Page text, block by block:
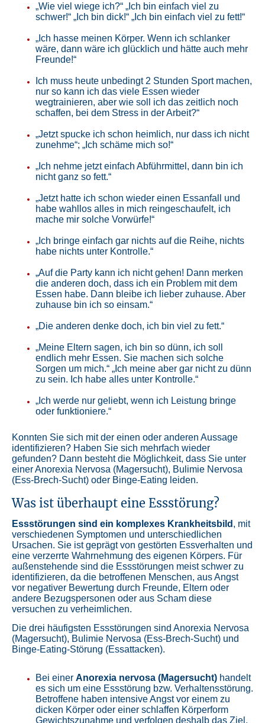
„Wie viel wiege ich?“ „Ich bin einfach viel zu
schwer!“ „Ich bin dick!“ „Ich bin einfach viel zu fett!“
„Ich hasse meinen Körper. Wenn ich schlanker
wäre, dann wäre ich glücklich und hätte auch mehr
Freunde!“
Ich muss heute unbedingt 2 Stunden Sport machen,
nur so kann ich das viele Essen wieder
wegtrainieren, aber wie soll ich das zeitlich noch
schaffen, bei dem Stress in der Arbeit?“
„Jetzt spucke ich schon heimlich, nur dass ich nicht
zunehme“; „Ich schäme mich so!“
„Ich nehme jetzt einfach Abführmittel, dann bin ich
nicht ganz so fett.“
„Jetzt hatte ich schon wieder einen Essanfall und
habe wahllos alles in mich reingeschaufelt, ich
mache mir solche Vorwürfe!“
„Ich bringe einfach gar nichts auf die Reihe, nichts
habe nichts unter Kontrolle.“
„Auf die Party kann ich nicht gehen! Dann merken
die anderen doch, dass ich ein Problem mit dem
Essen habe. Dann bleibe ich lieber zuhause. Aber
zuhause bin ich so einsam.“
„Die anderen denke doch, ich bin viel zu fett.“
„Meine Eltern sagen, ich bin so dünn, ich soll
endlich mehr Essen. Sie machen sich solche
Sorgen um mich.“ „Ich meine aber gar nicht zu dünn
zu sein. Ich habe alles unter Kontrolle.“
„Ich werde nur geliebt, wenn ich Leistung bringe
oder funktioniere.“
Konnten Sie sich mit der einen oder anderen Aussage
identifizieren? Haben Sie sich mehrfach wieder
gefunden? Dann besteht die Möglichkeit, dass Sie unter
einer Anorexia Nervosa (Magersucht), Bulimie Nervosa
(Ess-Brech-Sucht) oder Binge-Eating leiden.
Was ist überhaupt eine Essstörung?
Essstörungen sind ein komplexes Krankheitsbild , mit
verschiedenen Symptomen und unterschiedlichen
Ursachen. Sie ist geprägt von gestörten Essverhalten und
eine verzerrte Wahrnehmung des eigenen Körpers. Für
außenstehende sind die Essstörungen meist schwer zu
identifizieren, da die betroffenen Menschen, aus Angst
vor negativer Bewertung durch Freunde, Eltern oder
andere Bezugspersonen oder aus Scham diese
versuchen zu verheimlichen.
Die drei häufigsten Essstörungen sind Anorexia Nervosa
(Magersucht), Bulimie Nervosa (Ess-Brech-Sucht) und
Binge-Eating-Störung (Essattacken).
Bei einer Anorexia nervosa (Magersucht) handelt
es sich um eine Essstörung bzw. Verhaltensstörung.
Betroffene haben intensive Angst vor einem zu
dicken Körper oder einer schlaffen Körperform
Gewichtszunahme und verfolgen deshalb das Ziel,